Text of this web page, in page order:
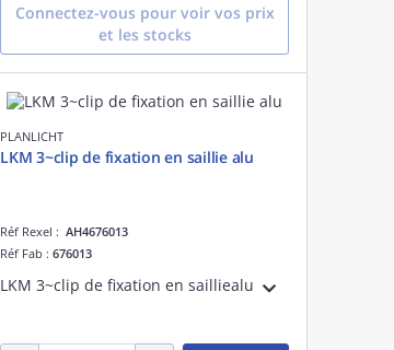
Connectez-vous pour voir vos prix
et les stocks
PLANLICHT
LKM 3~clip de fixation en saillie alu
Réf Rexel : AH4676013
Réf Fab : 676013
LKM 3~clip de fixation en sailliealu